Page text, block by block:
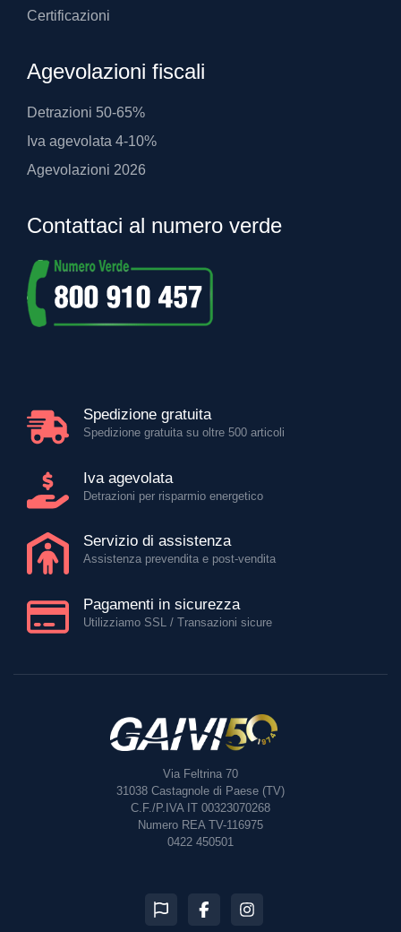
Certificazioni
Agevolazioni fiscali
Detrazioni 50-65%
Iva agevolata 4-10%
Agevolazioni 2026
Contattaci al numero verde
Spedizione gratuita
Spedizione gratuita su oltre 500 articoli
Iva agevolata
Detrazioni per risparmio energetico
Servizio di assistenza
Assistenza prevendita e post-vendita
Pagamenti in sicurezza
Utilizziamo SSL / Transazioni sicure
Via Feltrina 70
31038 Castagnole di Paese (TV)
C.F./P.IVA IT 00323070268
Numero REA TV-116975
0422 450501